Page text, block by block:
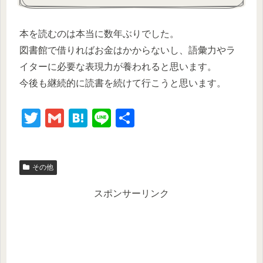
本を読むのは本当に数年ぶりでした。
図書館で借りればお金はかからないし、語彙力やラ
イターに必要な表現力が養われると思います。
今後も継続的に読書を続けて行こうと思います。
T
tt
er
G
H
a
Li
その他
スポンサーリンク